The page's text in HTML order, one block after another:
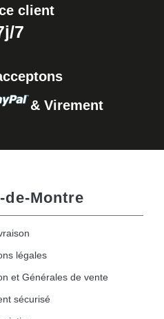
client
7
& Virement
de-Montre
légales
et Générales de vente
sécurisé